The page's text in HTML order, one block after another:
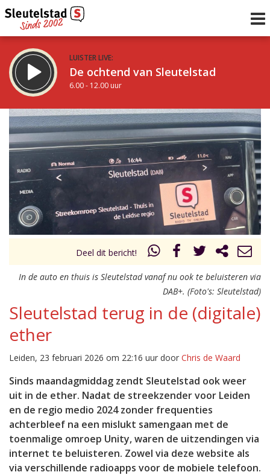
LUISTER LIVE:
De ochtend van Sleutelstad
6.00 - 12.00 uur
STRAKS:
De middag van Sleutelstad
12.00 - 18.00 uur
Vorig uur
uur 1 van 0 Volgend uur
Deel dit bericht!
In de auto en thuis is Sleutelstad vanaf nu ook te beluisteren via
DAB+. (Foto's: Sleutelstad)
Sleutelstad terug in de (digitale)
ether
Leiden, 23 februari 2026 om 22:16 uur door Chris de Waard
Sinds maandagmiddag zendt Sleutelstad ook weer
uit in de ether. Nadat de streekzender voor Leiden
en de regio medio 2024 zonder frequenties
achterbleef na een mislukt samengaan met de
toenmalige omroep Unity, waren de uitzendingen via
internet te beluisteren. Zowel via deze website als
via verschillende radioapps voor de mobiele telefoon.